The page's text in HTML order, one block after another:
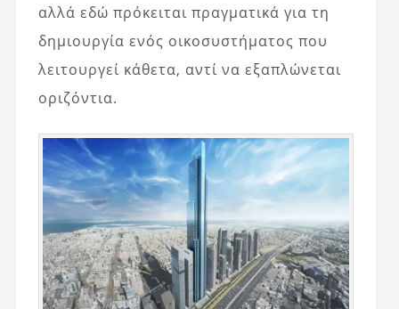
αλλά εδώ πρόκειται πραγματικά για τη
δημιουργία ενός οικοσυστήματος που
λειτουργεί κάθετα, αντί να εξαπλώνεται
οριζόντια.